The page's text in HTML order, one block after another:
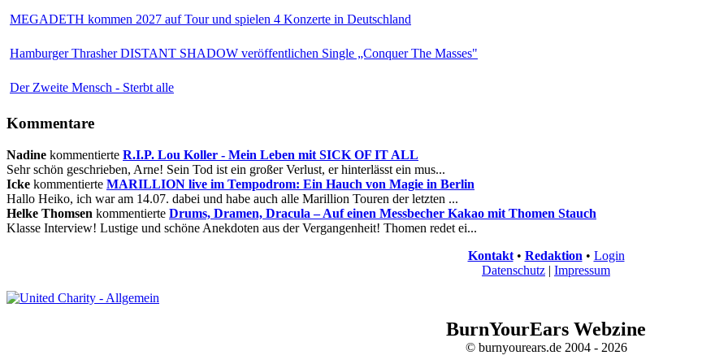
MEGADETH kommen 2027 auf Tour und spielen 4 Konzerte in Deutschland
Hamburger Thrasher DISTANT SHADOW veröffentlichen Single „Conquer The Masses"
Der Zweite Mensch - Sterbt alle
Kommentare
Nadine kommentierte R.I.P. Lou Koller - Mein Leben mit SICK OF IT ALL
Sehr schön geschrieben, Arne! Sein Tod ist ein großer Verlust, er hinterlässt ein mus...
Icke kommentierte MARILLION live im Tempodrom: Ein Hauch von Magie in Berlin
Hallo Heiko, ich war am 14.07. dabei und habe auch alle Marillion Touren der letzten ...
Helke Thomsen kommentierte Drums, Dramen, Dracula – Auf einen Messbecher Kakao mit Thomen Stauch
Klasse Interview! Lustige und schöne Anekdoten aus der Vergangenheit! Thomen redet ei...
Kontakt• Redaktion • Login
Datenschutz | Impressum
BurnYourEars Webzine
© burnyourears.de 2004 - 2026